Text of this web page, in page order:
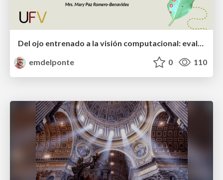
Del ojo entrenado a la visión computacional: evaluación de la severidad de enfermedades
emdelponte
0 110